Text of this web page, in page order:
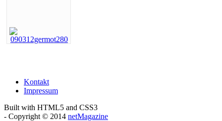
Kontakt
Impressum
Built with HTML5 and CSS3
- Copyright © 2014 netMagazine